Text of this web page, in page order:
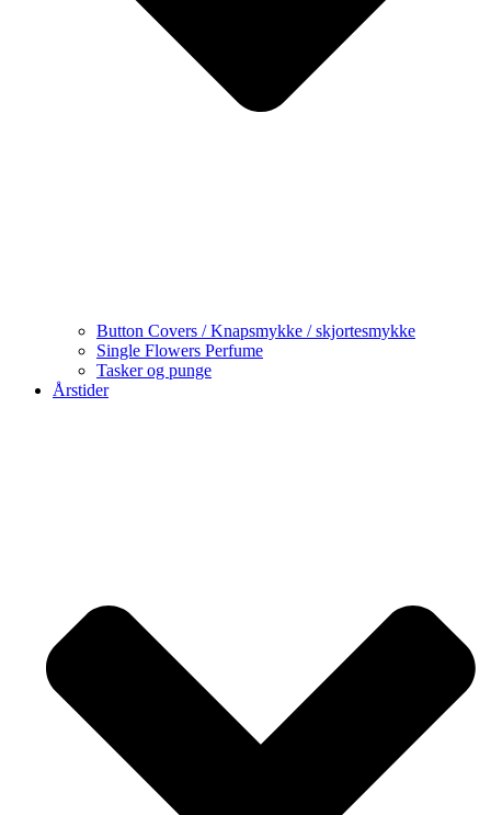
Button Covers / Knapsmykke / skjortesmykke
Single Flowers Perfume
Tasker og punge
Årstider